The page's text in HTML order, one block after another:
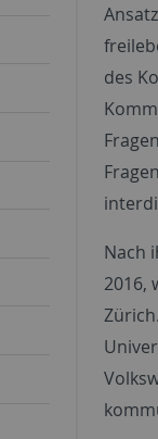
des
Nach
2016,